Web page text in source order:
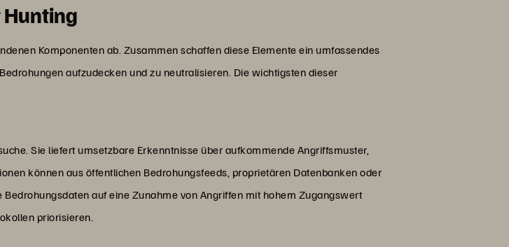
Komponenten ab. Zusammen schaffen diese Elemente ein umfassendes
aufzudecken und zu neutralisieren. Die wichtigsten dieser
Sie liefert umsetzbare Erkenntnisse über aufkommende Angriffsmuster,
können aus öffentlichen Bedrohungsfeeds, proprietären Datenbanken oder
auf eine Zunahme von Angriffen mit hohem Zugangswert
priorisieren.